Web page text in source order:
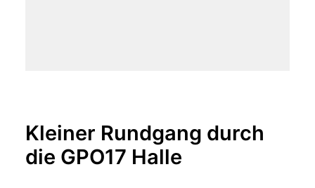
Kleiner Rundgang durch
die GPO17 Halle